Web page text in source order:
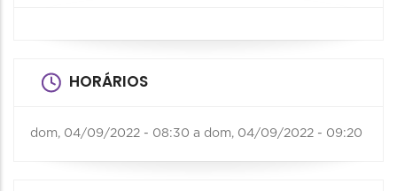
HORÁRIOS
dom, 04/09/2022 - 08:30 a dom, 04/09/2022 - 09:20